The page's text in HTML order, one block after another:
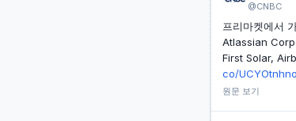
@CNBC
프리마켓에서
Atlassian
First Solar,
co/
원문 보기